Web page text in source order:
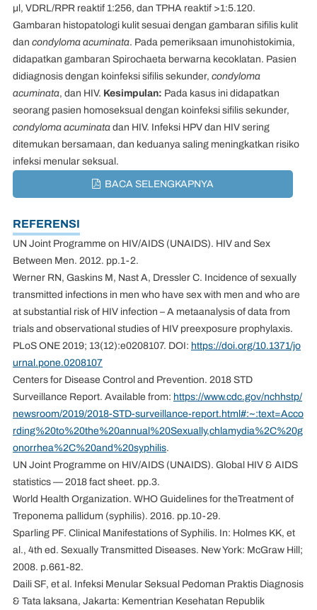
µl, VDRL/RPR reaktif 1:256, dan TPHA reaktif >1:5.120.
Gambaran histopatologi kulit sesuai dengan gambaran sifilis kulit
dancondyloma acuminata. Pada pemeriksaan imunohistokimia,
didapatkan gambaran Spirochaeta berwarna kecoklatan. Pasien
didiagnosis dengan koinfeksi sifilis sekunder,condyloma
acuminata, dan HIV. Kesimpulan: Pada kasus ini didapatkan
seorang pasien homoseksual dengan koinfeksi sifilis sekunder,
condyloma acuminatadan HIV. Infeksi HPV dan HIV sering
ditemukan bersamaan, dan keduanya saling meningkatkan risiko
infeksi menular seksual.
BACA SELENGKAPNYA
REFERENSI
UN Joint Programme on HIV/AIDS (UNAIDS). HIV and Sex
Between Men. 2012. pp.1-2.
Werner RN, Gaskins M, Nast A, Dressler C. Incidence of sexually
transmitted infections in men who have sex with men and who are
at substantial risk of HIV infection – A metaanalysis of data from
trials and observational studies of HIV preexposure prophylaxis.
PLoS ONE 2019; 13(12):e0208107. DOI:https://doi.org/10.1371/jo
urnal.pone.0208107
Centers for Disease Control and Prevention. 2018 STD
Surveillance Report. Available from:https://www.cdc.gov/nchhstp/
newsroom/2019/2018-STD-surveillance-report.html#:~:text=Acco
rding%20to%20the%20annual%20Sexually,chlamydia%2C%20g
onorrhea%2C%20and%20syphilis.
UN Joint Programme on HIV/AIDS (UNAIDS). Global HIV & AIDS
statistics — 2018 fact sheet. pp.3.
World Health Organization. WHO Guidelines for theTreatment of
Treponema pallidum (syphilis). 2016. pp.10-29.
Sparling PF. Clinical Manifestations of Syphilis. In: Holmes KK, et
al., 4th ed. Sexually Transmitted Diseases. New York: McGraw Hill;
2008. p.661-82.
Daili SF, et al. Infeksi Menular Seksual Pedoman Praktis Diagnosis
& Tata laksana, Jakarta: Kementrian Kesehatan Republik